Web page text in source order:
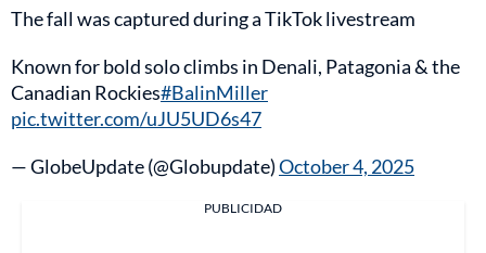
The fall was captured during a TikTok livestream
Known for bold solo climbs in Denali, Patagonia & the
Canadian Rockies#BalinMiller
pic.twitter.com/uJU5UD6s47
— GlobeUpdate (@Globupdate)October 4, 2025
PUBLICIDAD